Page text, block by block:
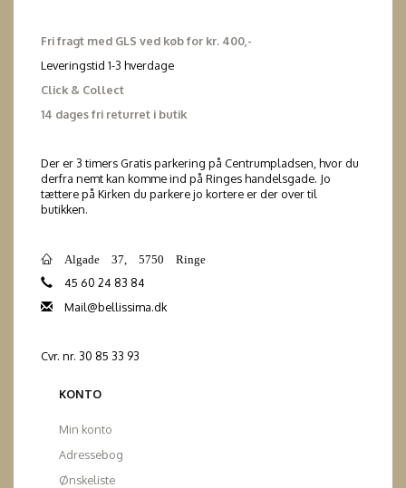
Fri fragt med GLS ved køb for kr. 400,-
Leveringstid 1-3 hverdage
Click & Collect
14 dages fri returret i butik
Der er 3 timers Gratis parkering på Centrumpladsen, hvor du
derfra nemt kan komme ind på Ringes handelsgade. Jo
tættere på Kirken du parkere jo kortere er der over til
butikken.
Algade 37, 5750 Ringe
45 60 24 83 84
Mail@bellissima.dk
Cvr. nr. 30 85 33 93
KONTO
Min konto
Adressebog
Ønskeliste